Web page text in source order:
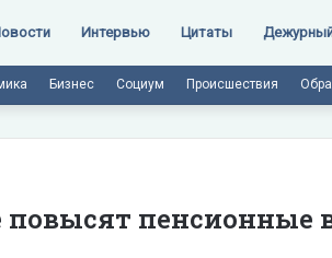
Интервью Цитаты
Бизнес Социум Происшествия
повысят пенсионные